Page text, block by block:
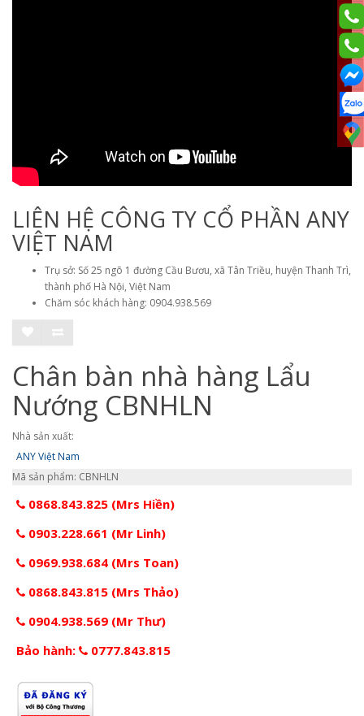
LIÊN HỆ CÔNG TY CỔ PHẦN ANY
VIỆT NAM
Trụ sở: Số 25 ngõ 1 đường Cầu Bươu, xã Tân Triều, huyện Thanh Trì,
thành phố Hà Nội, Việt Nam
Chăm sóc khách hàng: 0904.938.569
Chân bàn nhà hàng Lẩu
Nướng CBNHLN
Nhà sản xuất:
ANY Việt Nam
Mã sản phẩm: CBNHLN
0868.843.825 (Mrs Hiền)
0903.228.661 (Mr Linh)
0969.938.684 (Mrs Toan)
0868.843.815 (Mrs Thảo)
0904.938.569 (Mr Thư)
Bảo hành:
0777.843.815